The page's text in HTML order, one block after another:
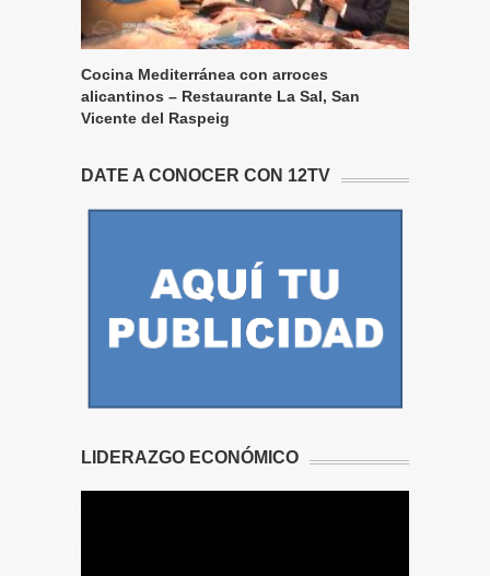
Cocina Mediterránea con arroces
alicantinos – Restaurante La Sal, San
Vicente del Raspeig
DATE A CONOCER CON 12TV
LIDERAZGO ECONÓMICO